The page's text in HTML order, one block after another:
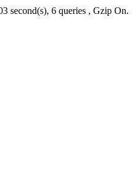
second(s), 6 queries , Gzip On.